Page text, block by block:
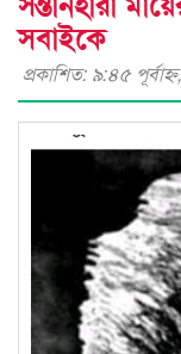
সবাইকে
প্রকাশিত: ৯:৪৫